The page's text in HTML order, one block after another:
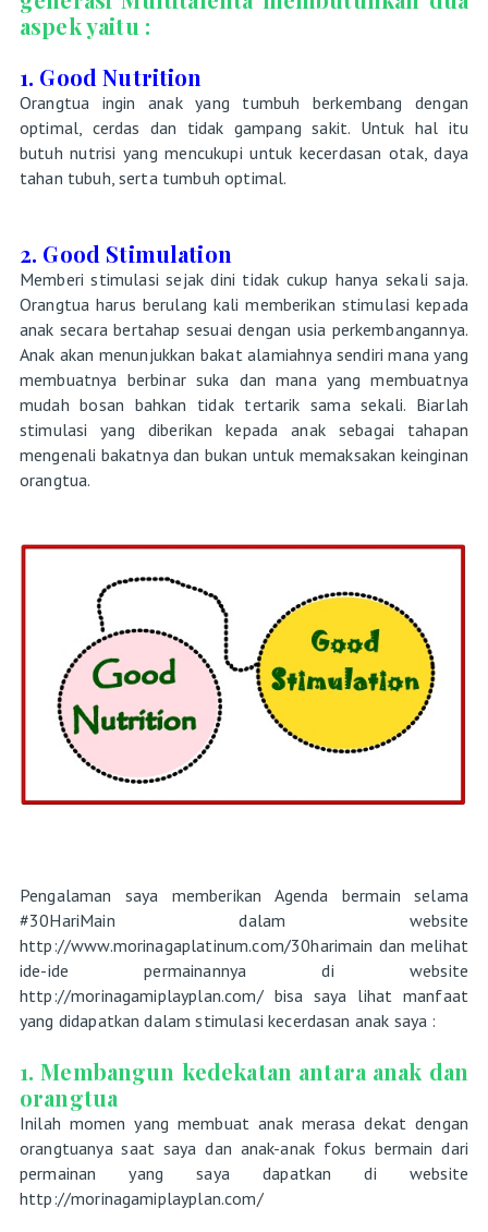
aspek yaitu :
1. Good Nutrition
Orangtua ingin anak yang tumbuh berkembang dengan
optimal, cerdas dan tidak gampang sakit. Untuk hal itu
butuh nutrisi yang mencukupi untuk kecerdasan otak, daya
tahan tubuh, serta tumbuh optimal.
2. Good Stimulation
Memberi stimulasi sejak dini tidak cukup hanya sekali saja.
Orangtua harus berulang kali memberikan stimulasi kepada
anak secara bertahap sesuai dengan usia perkembangannya.
Anak akan menunjukkan bakat alamiahnya sendiri mana yang
membuatnya berbinar suka dan mana yang membuatnya
mudah bosan bahkan tidak tertarik sama sekali. Biarlah
stimulasi yang diberikan kepada anak sebagai tahapan
mengenali bakatnya dan bukan untuk memaksakan keinginan
orangtua.
Pengalaman saya memberikan Agenda bermain selama
#30HariMain dalam website
http://www.morinagaplatinum.com/30harimain dan melihat
ide-ide permainannya di website
http://morinagamiplayplan.com/ bisa saya lihat manfaat
yang didapatkan dalam stimulasi kecerdasan anak saya :
1. Membangun kedekatan antara anak dan
orangtua
Inilah momen yang membuat anak merasa dekat dengan
orangtuanya saat saya dan anak-anak fokus bermain dari
permainan yang saya dapatkan di website
http://morinagamiplayplan.com/